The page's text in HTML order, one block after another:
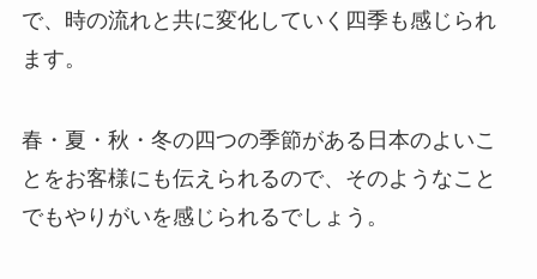
で、時の流れと共に変化していく四季も感じられ
ます。
春・夏・秋・冬の四つの季節がある日本のよいこ
とをお客様にも伝えられるので、そのようなこと
でもやりがいを感じられるでしょう。